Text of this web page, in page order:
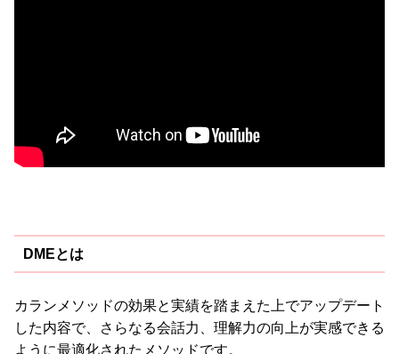
DMEとは
カランメソッドの効果と実績を踏まえた上でアップデート
した内容で、さらなる会話力、理解力の向上が実感できる
ように最適化されたメソッドです。